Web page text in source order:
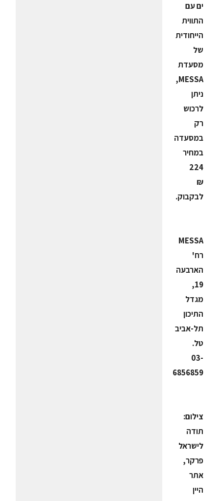
ים עם
התווית
הייחודית
של
מסעדת
MESSA,
ניתן
לרכוש
רק
במסעדה
במחיר
224
₪
לבקבוק.
MESSA
רח'
הארבעה
19,
מגדל
התיכון
תל-אביב
טל.
03-
6856859
צילום:
תודה
לישראל
פרקר,
אתר
היין